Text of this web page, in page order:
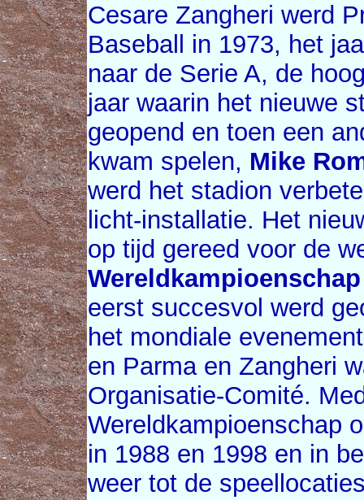
Cesare Zangheri werd
Baseball in 1973, het
naar de Serie A, de
jaar waarin het nieuwe
geopend en toen een
kwam spelen, Mike
werd het stadion
licht-installatie. Het
op tijd gereed voor de
eerst succesvol werd
het mondiale
en Parma en Zangheri
Organisatie-Comité.
Wereldkampioenschap
in 1988 en 1998 en in
weer tot de